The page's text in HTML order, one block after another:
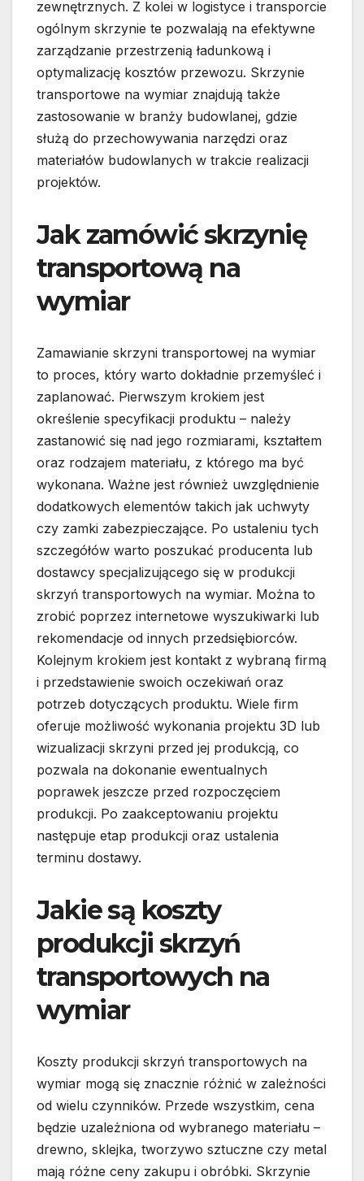
zewnętrznych. Z kolei w logistyce i transporcie
ogólnym skrzynie te pozwalają na efektywne
zarządzanie przestrzenią ładunkową i
optymalizację kosztów przewozu. Skrzynie
transportowe na wymiar znajdują także
zastosowanie w branży budowlanej, gdzie
służą do przechowywania narzędzi oraz
materiałów budowlanych w trakcie realizacji
projektów.
Jak zamówić skrzynię
transportową na
wymiar
Zamawianie skrzyni transportowej na wymiar
to proces, który warto dokładnie przemyśleć i
zaplanować. Pierwszym krokiem jest
określenie specyfikacji produktu – należy
zastanowić się nad jego rozmiarami, kształtem
oraz rodzajem materiału, z którego ma być
wykonana. Ważne jest również uwzględnienie
dodatkowych elementów takich jak uchwyty
czy zamki zabezpieczające. Po ustaleniu tych
szczegółów warto poszukać producenta lub
dostawcy specjalizującego się w produkcji
skrzyń transportowych na wymiar. Można to
zrobić poprzez internetowe wyszukiwarki lub
rekomendacje od innych przedsiębiorców.
Kolejnym krokiem jest kontakt z wybraną firmą
i przedstawienie swoich oczekiwań oraz
potrzeb dotyczących produktu. Wiele firm
oferuje możliwość wykonania projektu 3D lub
wizualizacji skrzyni przed jej produkcją, co
pozwala na dokonanie ewentualnych
poprawek jeszcze przed rozpoczęciem
produkcji. Po zaakceptowaniu projektu
następuje etap produkcji oraz ustalenia
terminu dostawy.
Jakie są koszty
produkcji skrzyń
transportowych na
wymiar
Koszty produkcji skrzyń transportowych na
wymiar mogą się znacznie różnić w zależności
od wielu czynników. Przede wszystkim, cena
będzie uzależniona od wybranego materiału –
drewno, sklejka, tworzywo sztuczne czy metal
mają różne ceny zakupu i obróbki. Skrzynie